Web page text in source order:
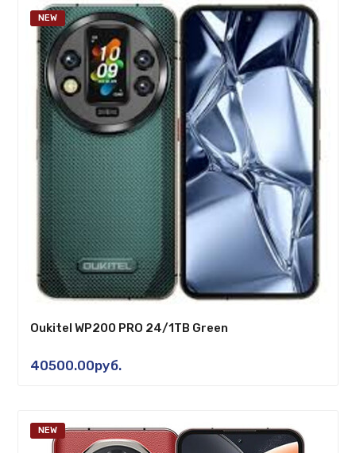
NEW
Oukitel WP200 PRO 24/1TB Green
40500.00руб.
NEW